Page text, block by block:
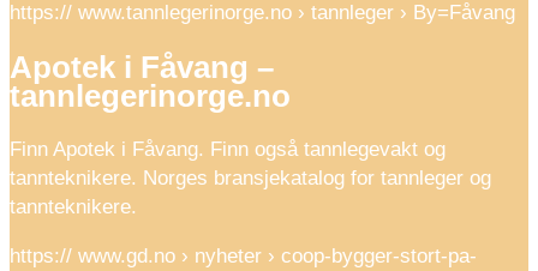
https:// www.tannlegerinorge.no › tannleger › By=Fåvang
Apotek i Fåvang –
tannlegerinorge.no
Finn Apotek i Fåvang. Finn også tannlegevakt og
tannteknikere. Norges bransjekatalog for tannleger og
tannteknikere.
https:// www.gd.no › nyheter › coop-bygger-stort-pa-